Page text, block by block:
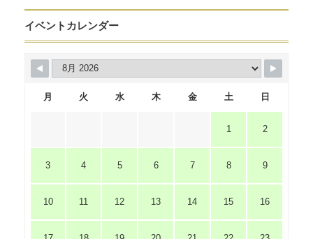
イベントカレンダー
月 火 水 木 金 土 日
1 2
3 4 5 6 7 8 9
10 11 12 13 14 15 16